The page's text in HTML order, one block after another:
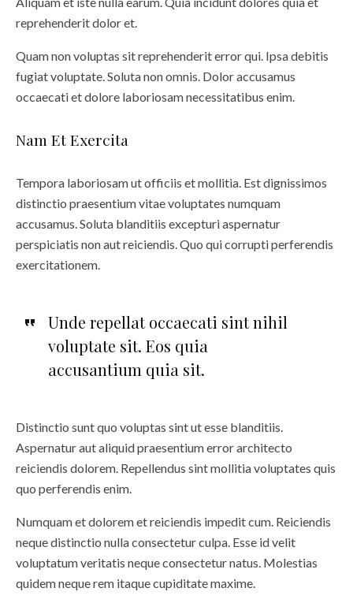
reprehenderit dolor et.
Quam non voluptas sit reprehenderit error qui. Ipsa debitis
fugiat voluptate. Soluta non omnis. Dolor accusamus
occaecati et dolore laboriosam necessitatibus enim.
Nam Et Exercita
Tempora laboriosam ut officiis et mollitia. Est dignissimos
distinctio praesentium vitae voluptates numquam
accusamus. Soluta blanditiis excepturi aspernatur
perspiciatis non aut reiciendis. Quo qui corrupti perferendis
exercitationem.
Unde repellat occaecati sint nihil
voluptate sit. Eos quia
accusantium quia sit.
Distinctio sunt quo voluptas sint ut esse blanditiis.
Aspernatur aut aliquid praesentium error architecto
reiciendis dolorem. Repellendus sint mollitia voluptates quis
quo perferendis enim.
Numquam et dolorem et reiciendis impedit cum. Reiciendis
neque distinctio nulla consectetur culpa. Esse id velit
voluptatum veritatis neque consectetur natus. Molestias
quidem neque rem itaque cupiditate maxime.